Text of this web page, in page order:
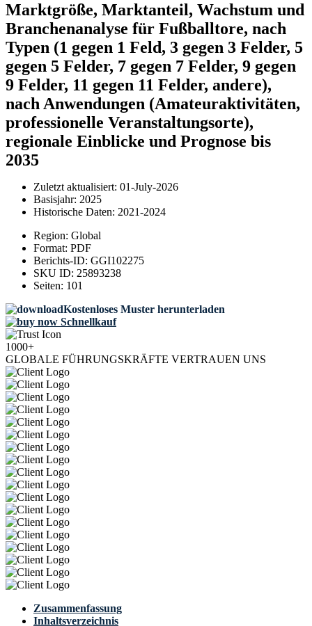
Marktgröße, Marktanteil, Wachstum und
Branchenanalyse für Fußballtore, nach
Typen (1 gegen 1 Feld, 3 gegen 3 Felder, 5
gegen 5 Felder, 7 gegen 7 Felder, 9 gegen
9 Felder, 11 gegen 11 Felder, andere),
nach Anwendungen (Amateuraktivitäten,
professionelle Veranstaltungsorte),
regionale Einblicke und Prognose bis
2035
Zuletzt aktualisiert: 01-July-2026
Basisjahr: 2025
Historische Daten: 2021-2024
Region: Global
Format: PDF
Berichts-ID: GGI102275
SKU ID: 25893238
Seiten: 101
Kostenloses Muster herunterladen
Schnellkauf
1000+
GLOBALE FÜHRUNGSKRÄFTE VERTRAUEN UNS
Zusammenfassung
Inhaltsverzeichnis